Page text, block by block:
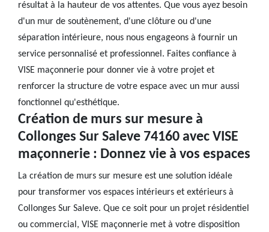
résultat à la hauteur de vos attentes. Que vous ayez besoin
d'un mur de soutènement, d'une clôture ou d'une
séparation intérieure, nous nous engageons à fournir un
service personnalisé et professionnel. Faites confiance à
VISE maçonnerie pour donner vie à votre projet et
renforcer la structure de votre espace avec un mur aussi
fonctionnel qu'esthétique.
Création de murs sur mesure à
Collonges Sur Saleve 74160 avec VISE
maçonnerie : Donnez vie à vos espaces
La création de murs sur mesure est une solution idéale
pour transformer vos espaces intérieurs et extérieurs à
Collonges Sur Saleve. Que ce soit pour un projet résidentiel
ou commercial, VISE maçonnerie met à votre disposition